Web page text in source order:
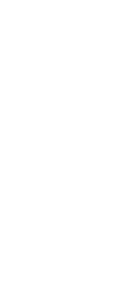
Regional